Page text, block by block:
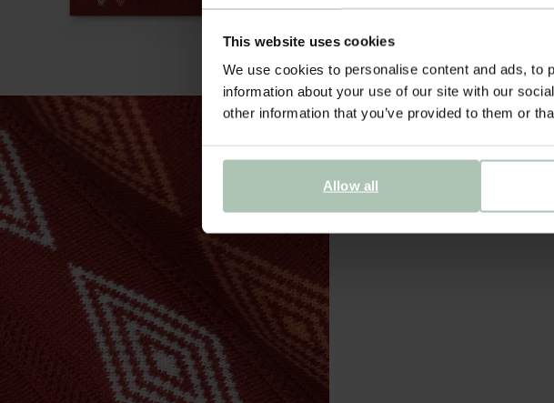
This website uses cookies
We use cookies to personalise content and ads, to
information about your use of our site with our
other information that you’ve provided to them or
Allow all